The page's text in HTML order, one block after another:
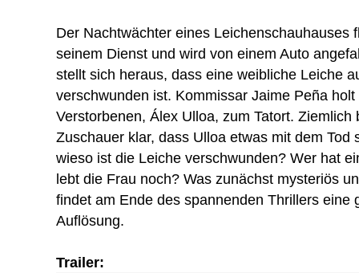
Der Nachtwächter eines Leichenschauhauses
seinem Dienst und wird von einem Auto
stellt sich heraus, dass eine weibliche Leiche
verschwunden ist. Kommissar Jaime Peña
Verstorbenen, Álex Ulloa, zum Tatort. Ziemlich
Zuschauer klar, dass Ulloa etwas mit dem Tod
wieso ist die Leiche verschwunden? Wer hat
lebt die Frau noch? Was zunächst mysteriös
findet am Ende des spannenden Thrillers eine
Auflösung.
Trailer: